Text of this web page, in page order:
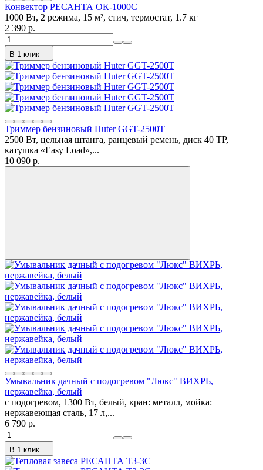
Конвектор РЕСАНТА ОК-1000С
1000 Вт, 2 режима, 15 м², стич, термостат, 1.7 кг
2 390 p.
В 1 клик
Триммер бензиновый Huter GGT-2500T
2500 Вт, цельная штанга, ранцевый ремень, диск 40 ТР,
катушка «Easy Load»,...
10 090 p.
Умывальник дачный с подогревом "Люкс" ВИХРЬ,
нержавейка, белый
с подогревом, 1300 Вт, белый, кран: металл, мойка:
нержавеющая сталь, 17 л,...
6 790 p.
В 1 клик